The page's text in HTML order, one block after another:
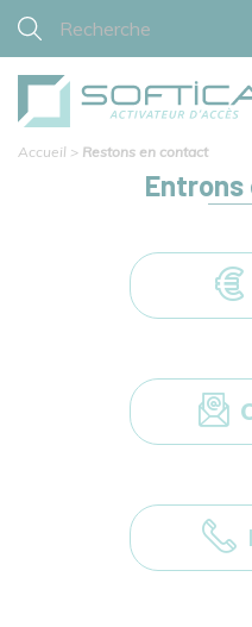
Accueil > Restons en contact